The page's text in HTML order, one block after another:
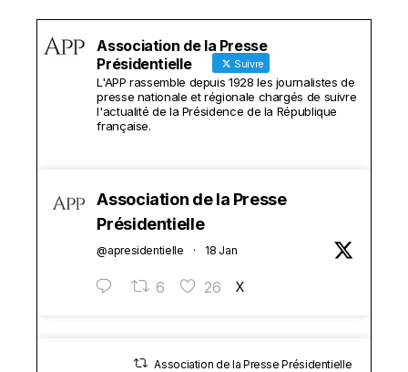
Association de la Presse
Présidentielle
Suivre
L'APP rassemble depuis 1928 les journalistes de
presse nationale et régionale chargés de suivre
l'actualité de la Présidence de la République
française.
Association de la Presse
Présidentielle
@apresidentielle · 18 Jan
6 26 X
Association de la Presse Présidentielle